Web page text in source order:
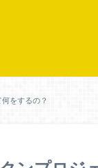
をするの？